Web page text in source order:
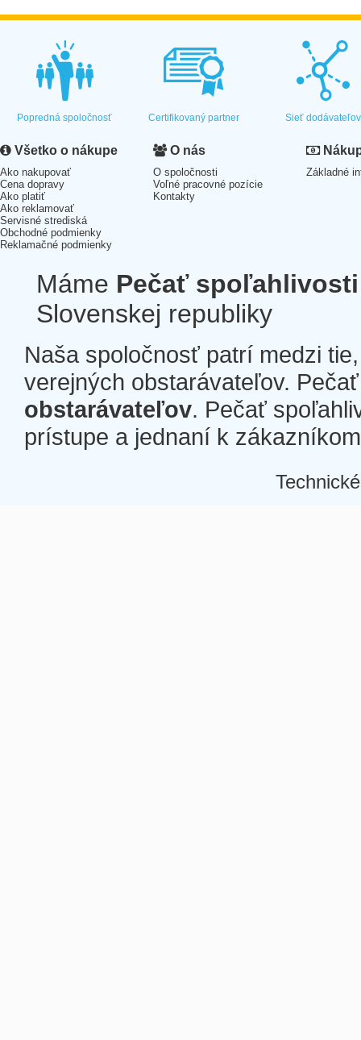
Popredná spoločnosť Certifikovaný partner Sieť dodávateľov
Všetko o nákupe
Ako nakupovať
Cena dopravy
Ako platiť
Ako reklamovať
Servisné strediská
Obchodné podmienky
Reklamačné podmienky
O nás
O spoločnosti
Voľné pracovné pozície
Kontakty
Základné
Máme Pečať spoľahlivosti
Slovenskej republiky
Naša spoločnosť patrí medzi
verejných obstarávateľov.
obstarávateľov. Pečať
prístupe a jednaní k